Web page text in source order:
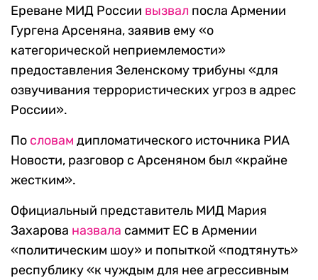
Ереване МИД России вызвал посла Армении
Гургена Арсеняна, заявив ему «о
категорической неприемлемости»
предоставления Зеленскому трибуны «для
озвучивания террористических угроз в адрес
России».
По словам дипломатического источника РИА
Новости, разговор с Арсеняном был «крайне
жестким».
Официальный представитель МИД Мария
Захарова назвала саммит ЕС в Армении
«политическим шоу» и попыткой «подтянуть»
республику «к чуждым для нее агрессивным